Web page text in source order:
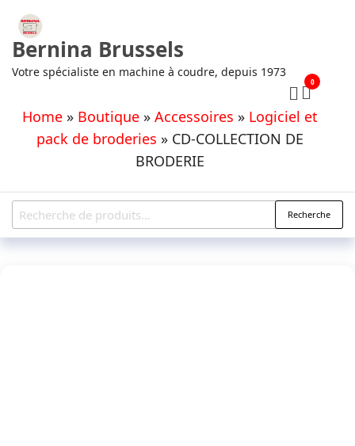
Aller
contenu
Bernina Brussels
Votre spécialiste en machine à coudre, depuis 1973
Home » Boutique » Accessoires » Logiciel et
pack de broderies »CD-COLLECTION DE
BRODERIE
0
Recherche
pour :
Recherche